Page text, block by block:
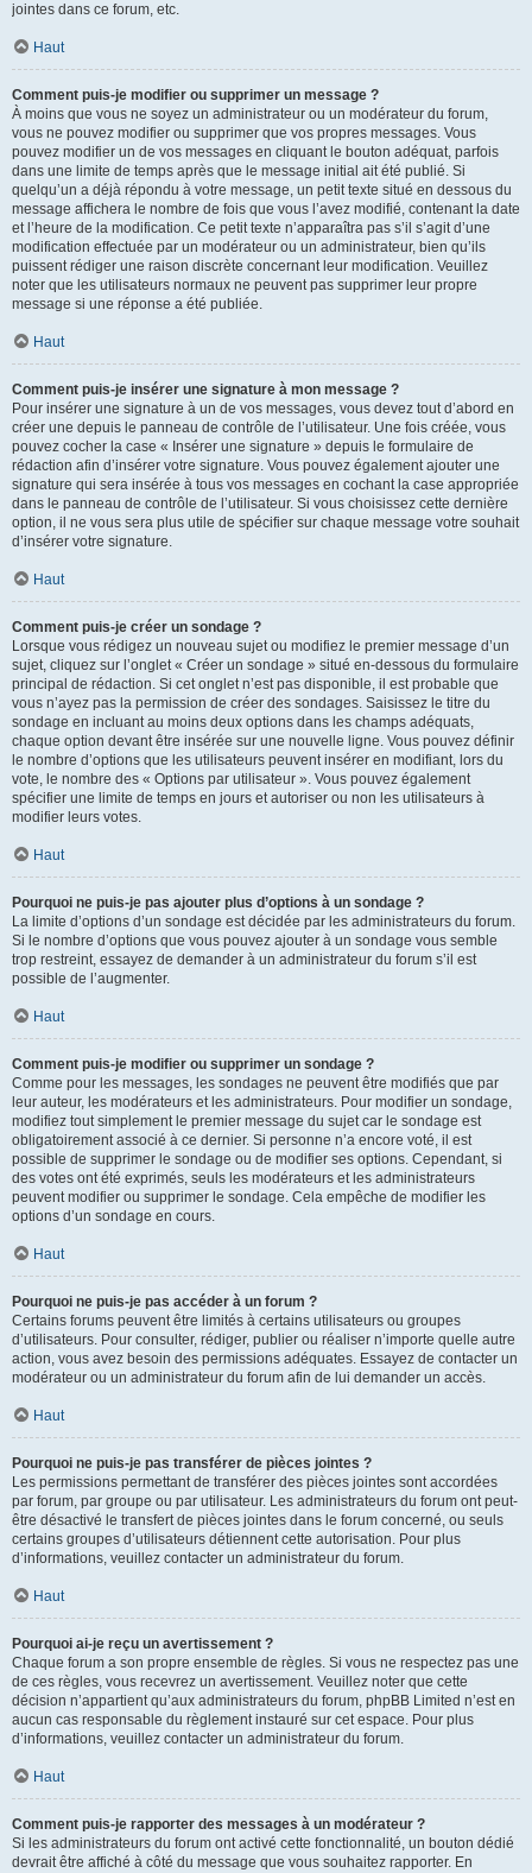
jointes dans ce forum, etc.
Haut
Comment puis-je modifier ou supprimer un message ?
À moins que vous ne soyez un administrateur ou un modérateur du forum,
vous ne pouvez modifier ou supprimer que vos propres messages. Vous
pouvez modifier un de vos messages en cliquant le bouton adéquat, parfois
dans une limite de temps après que le message initial ait été publié. Si
quelqu’un a déjà répondu à votre message, un petit texte situé en dessous du
message affichera le nombre de fois que vous l’avez modifié, contenant la date
et l’heure de la modification. Ce petit texte n’apparaîtra pas s’il s’agit d’une
modification effectuée par un modérateur ou un administrateur, bien qu’ils
puissent rédiger une raison discrète concernant leur modification. Veuillez
noter que les utilisateurs normaux ne peuvent pas supprimer leur propre
message si une réponse a été publiée.
Haut
Comment puis-je insérer une signature à mon message ?
Pour insérer une signature à un de vos messages, vous devez tout d’abord en
créer une depuis le panneau de contrôle de l’utilisateur. Une fois créée, vous
pouvez cocher la case « Insérer une signature » depuis le formulaire de
rédaction afin d’insérer votre signature. Vous pouvez également ajouter une
signature qui sera insérée à tous vos messages en cochant la case appropriée
dans le panneau de contrôle de l’utilisateur. Si vous choisissez cette dernière
option, il ne vous sera plus utile de spécifier sur chaque message votre souhait
d’insérer votre signature.
Haut
Comment puis-je créer un sondage ?
Lorsque vous rédigez un nouveau sujet ou modifiez le premier message d’un
sujet, cliquez sur l’onglet « Créer un sondage » situé en-dessous du formulaire
principal de rédaction. Si cet onglet n’est pas disponible, il est probable que
vous n’ayez pas la permission de créer des sondages. Saisissez le titre du
sondage en incluant au moins deux options dans les champs adéquats,
chaque option devant être insérée sur une nouvelle ligne. Vous pouvez définir
le nombre d’options que les utilisateurs peuvent insérer en modifiant, lors du
vote, le nombre des « Options par utilisateur ». Vous pouvez également
spécifier une limite de temps en jours et autoriser ou non les utilisateurs à
modifier leurs votes.
Haut
Pourquoi ne puis-je pas ajouter plus d’options à un sondage ?
La limite d’options d’un sondage est décidée par les administrateurs du forum.
Si le nombre d’options que vous pouvez ajouter à un sondage vous semble
trop restreint, essayez de demander à un administrateur du forum s’il est
possible de l’augmenter.
Haut
Comment puis-je modifier ou supprimer un sondage ?
Comme pour les messages, les sondages ne peuvent être modifiés que par
leur auteur, les modérateurs et les administrateurs. Pour modifier un sondage,
modifiez tout simplement le premier message du sujet car le sondage est
obligatoirement associé à ce dernier. Si personne n’a encore voté, il est
possible de supprimer le sondage ou de modifier ses options. Cependant, si
des votes ont été exprimés, seuls les modérateurs et les administrateurs
peuvent modifier ou supprimer le sondage. Cela empêche de modifier les
options d’un sondage en cours.
Haut
Pourquoi ne puis-je pas accéder à un forum ?
Certains forums peuvent être limités à certains utilisateurs ou groupes
d’utilisateurs. Pour consulter, rédiger, publier ou réaliser n’importe quelle autre
action, vous avez besoin des permissions adéquates. Essayez de contacter un
modérateur ou un administrateur du forum afin de lui demander un accès.
Haut
Pourquoi ne puis-je pas transférer de pièces jointes ?
Les permissions permettant de transférer des pièces jointes sont accordées
par forum, par groupe ou par utilisateur. Les administrateurs du forum ont peut-
être désactivé le transfert de pièces jointes dans le forum concerné, ou seuls
certains groupes d’utilisateurs détiennent cette autorisation. Pour plus
d’informations, veuillez contacter un administrateur du forum.
Haut
Pourquoi ai-je reçu un avertissement ?
Chaque forum a son propre ensemble de règles. Si vous ne respectez pas une
de ces règles, vous recevrez un avertissement. Veuillez noter que cette
décision n’appartient qu’aux administrateurs du forum, phpBB Limited n’est en
aucun cas responsable du règlement instauré sur cet espace. Pour plus
d’informations, veuillez contacter un administrateur du forum.
Haut
Comment puis-je rapporter des messages à un modérateur ?
Si les administrateurs du forum ont activé cette fonctionnalité, un bouton dédié
devrait être affiché à côté du message que vous souhaitez rapporter. En